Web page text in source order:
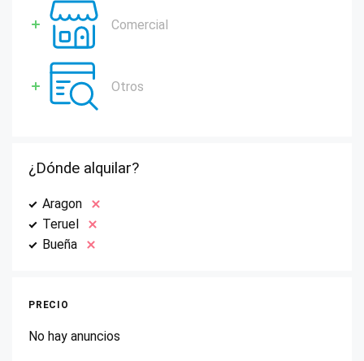
Comercial
Otros
¿Dónde alquilar?
Aragon
Teruel
Bueña
PRECIO
No hay anuncios